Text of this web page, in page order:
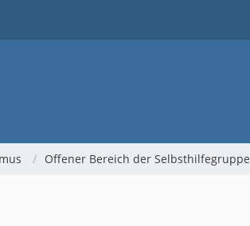
Offener Bereich der Selbsthilfegruppe